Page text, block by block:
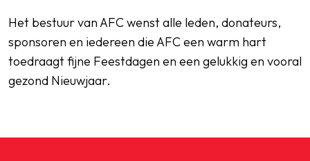
Het bestuur van AFC wenst alle leden, donateurs,
sponsoren en iedereen die AFC een warm hart
toedraagt fijne Feestdagen en een gelukkig en vooral
gezond Nieuwjaar.